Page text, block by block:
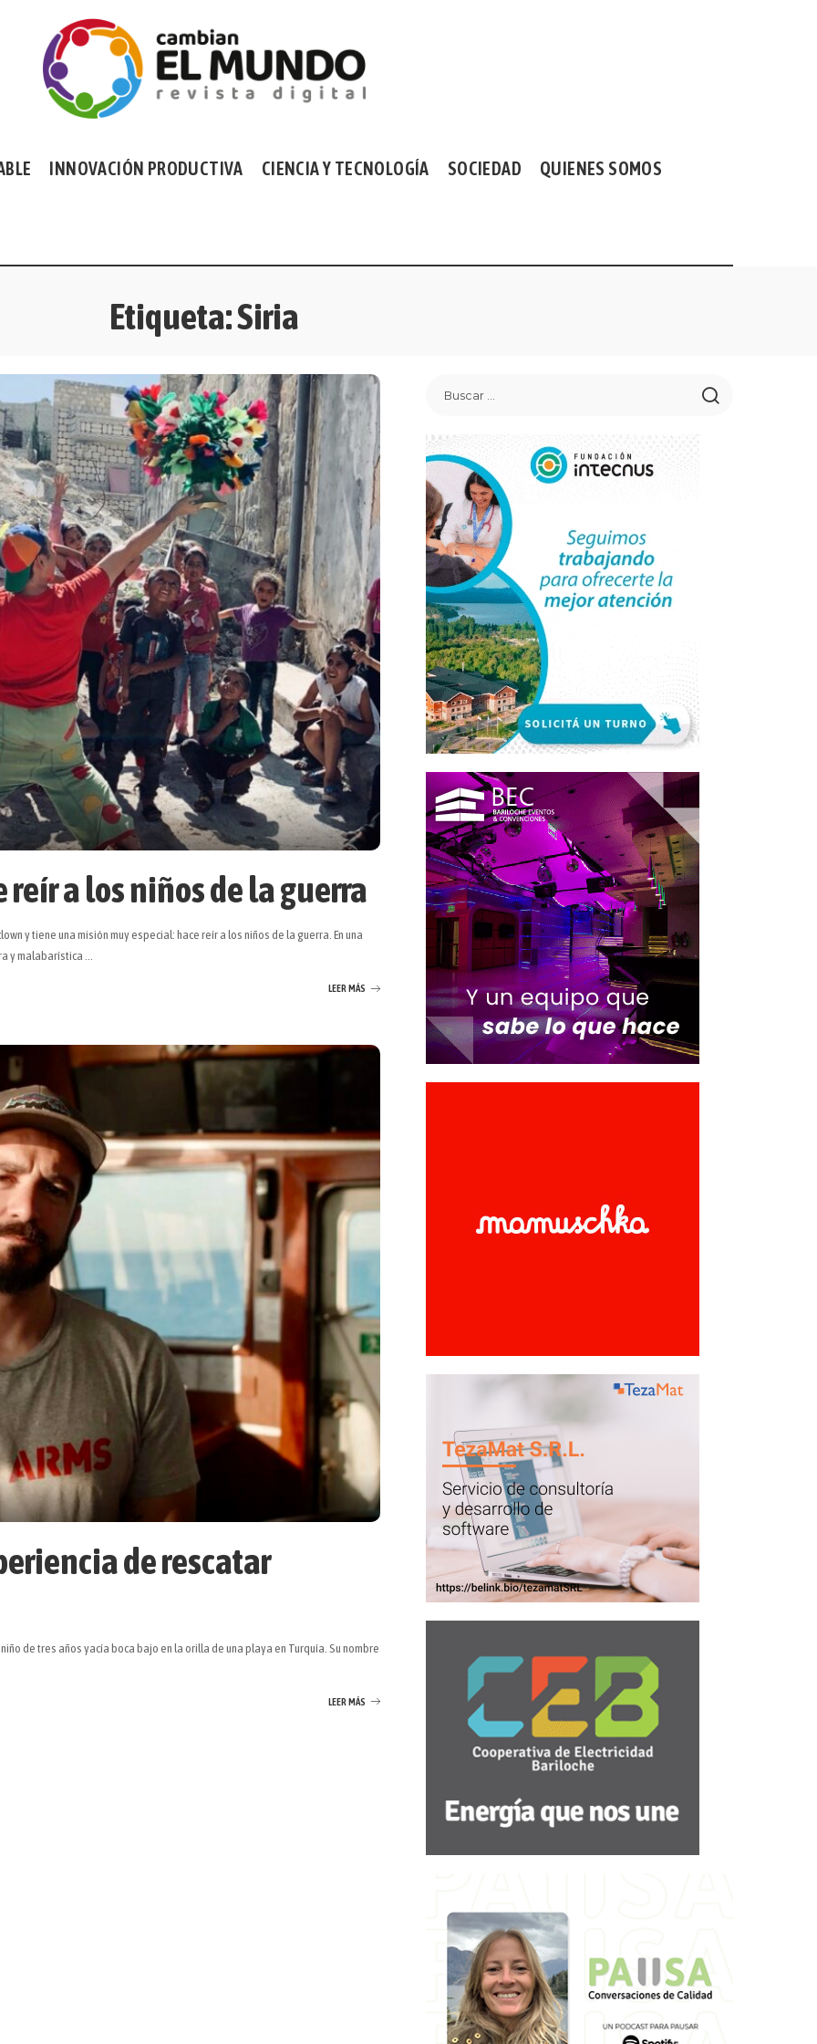
INNOVACIÓN PRODUCTIVA CIENCIA Y TECNOLOGÍA SOCIEDAD QUIENES SOMOS
Etiqueta:Siria
a los niños de la guerra
y tiene una misión muy especial: hace reír a los niños de la guerra. En una
y malabarística ...
LEER MÁS
de rescatar
de tres años yacía boca bajo en la orilla de una playa en Turquía. Su nombre
LEER MÁS